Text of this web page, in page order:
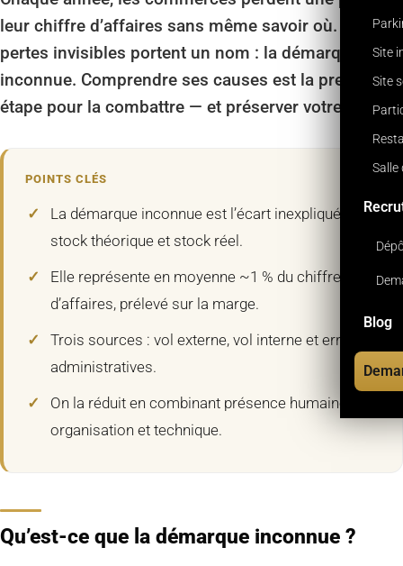
Site
Site
Salle
Blog
leur chiffre d’affaires sans même savoir où. Ces
pertes invisibles portent un nom : la démarque
inconnue. Comprendre ses causes est la première
étape pour la combattre — et préserver votre marge.
POINTS CLÉS
La démarque inconnue est l’écart inexpliqué entre
stock théorique et stock réel.
Elle représente en moyenne ~1 % du chiffre
d’affaires, prélevé sur la marge.
Trois sources : vol externe, vol interne et erreurs
administratives.
On la réduit en combinant présence humaine,
organisation et technique.
Qu’est-ce que la démarque inconnue ?